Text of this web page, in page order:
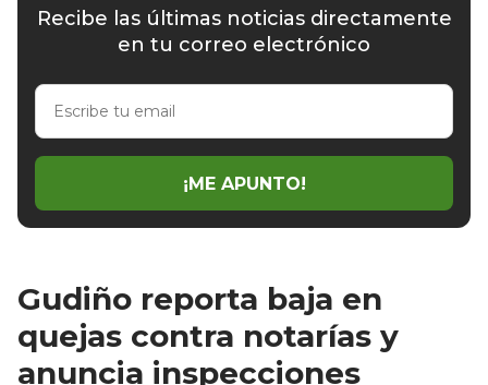
Recibe las últimas noticias directamente
en tu correo electrónico
Escribe
email
¡ME APUNTO!
Gudiño reporta baja en
quejas contra notarías y
anuncia inspecciones